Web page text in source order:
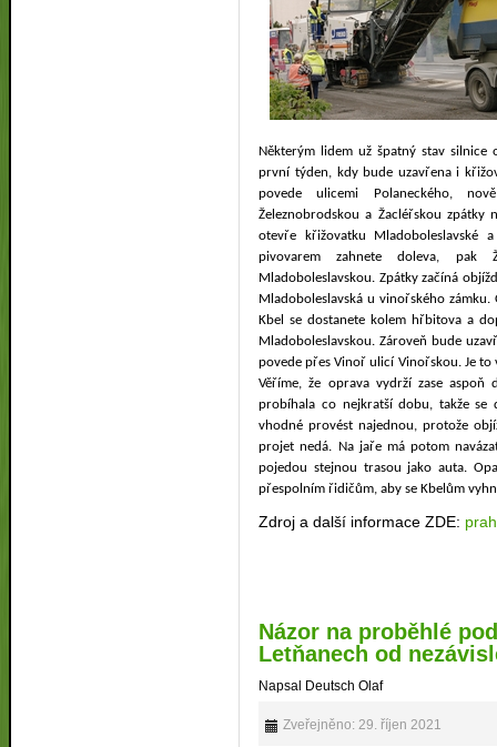
Některým lidem už špatný stav silnice
první týden, kdy bude uzavřena i
povede ulicemi Polaneckého,
Železnobrodskou a Žacléřskou
otevře křižovatku Mladoboleslavské
pivovarem zahnete doleva, pak
Mladoboleslavskou. Zpátky začíná
Mladoboleslavská u vinořského
Kbel se dostanete kolem hřbitova a
Mladoboleslavskou. Zároveň bude
povede přes Vinoř ulicí Vinořskou. Je
Věříme, že oprava vydrží zase
probíhala co nejkratší dobu, takže
vhodné provést najednou, protože
projet nedá. Na jaře má potom
pojedou stejnou trasou jako auta.
přespolním řidičům, aby se Kbelům
Zdroj a další informace ZDE:
Názor na proběhlé
Letňanech od
Napsal Deutsch Olaf
Zveřejněno: 29. říjen 2021